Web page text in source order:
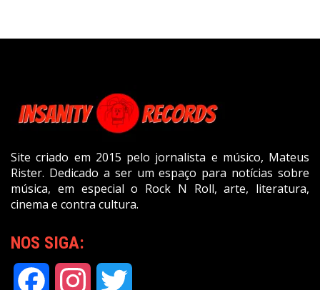
Site criado em 2015 pelo jornalista e músico, Mateus
Rister. Dedicado a ser um espaço para notícias sobre
música, em especial o Rock N Roll, arte, literatura,
cinema e contra cultura.
NOS SIGA:
Facebook Instagram